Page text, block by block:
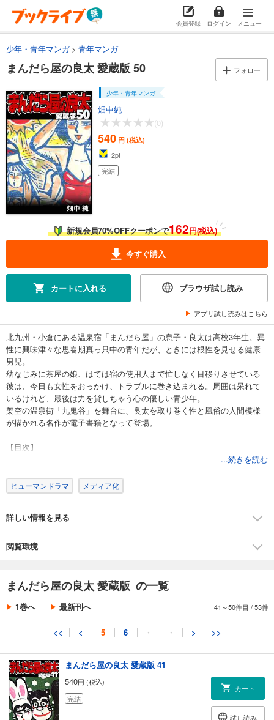
会員登録 ログイン メニュー
少年・青年マンガ 青年マンガ
まんだら屋の良太 愛蔵版 50 フォロー
少年・青年マンガ
畑中純
-
(0)
540 円 (税込)
2pt
完結
新規会員70%OFFクーポンで162円(税込)
今すぐ購入
カートに入れる ブラウザ試し読み
アプリ試し読みはこちら
北九州・小倉にある温泉宿「まんだら屋」の息子・良太は高校3年生。異
性に興味津々な思春期真っ只中の青年だが、ときには根性を見せる健康
男児。
幼なじみに茶屋の娘、はては宿の使用人まで忙しなく目移りさせている
彼は、今日も女性をおっかけ、トラブルに巻き込まれる。周囲は呆れて
いるけれど、最後は力を貸しちゃう心の優しい青少年。
架空の温泉街「九鬼谷」を舞台に、良太を取り巻く性と風俗の人間模様
が描かれる名作が電子書籍となって登場。
【目次】
第3話 鬼の舞
第4話 夏に抱かれて
第6話 秋雨
第7話 小さい秋
第8話 婚約
...続きを読む
ヒューマンドラマ メディア化
詳しい情報を見る
閲覧環境
まんだら屋の良太 愛蔵版 の一覧
1巻へ 最新刊へ 41～50件目 /53件
<< < 5 6 ・ ・ > >>
試し読み
まんだら屋の良太 愛蔵版 34
540円 (税込)
カート
あらすじを表示する
まんだら屋の良太 愛蔵版 35
540
円 (税込)
完結
あらすじを表示する
まんだら屋の良太 愛蔵版 36
あらすじを表示する
540 円 (税込)
完結
カート
あらすじを表示する
まんだら屋の良太 愛蔵版 38
540円 (税込)
試し読み
まんだら屋の良太 愛蔵版 39
540円 (税込)
完結
カート
試し読み
まんだら屋の良太 愛蔵版 40
540 円 (税込)
完結
まんだら屋の良太 愛蔵版 41
540円 (税込)
完結
カート
試し読み